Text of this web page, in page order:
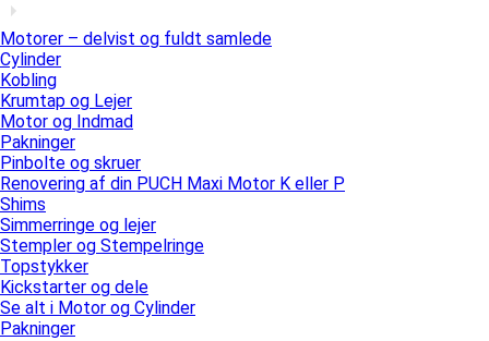
Motorer – delvist og fuldt samlede
Cylinder
Kobling
Krumtap og Lejer
Motor og Indmad
Pakninger
Pinbolte og skruer
Renovering af din PUCH Maxi Motor K eller P
Shims
Simmerringe og lejer
Stempler og Stempelringe
Topstykker
Kickstarter og dele
Se alt i Motor og Cylinder
Pakninger